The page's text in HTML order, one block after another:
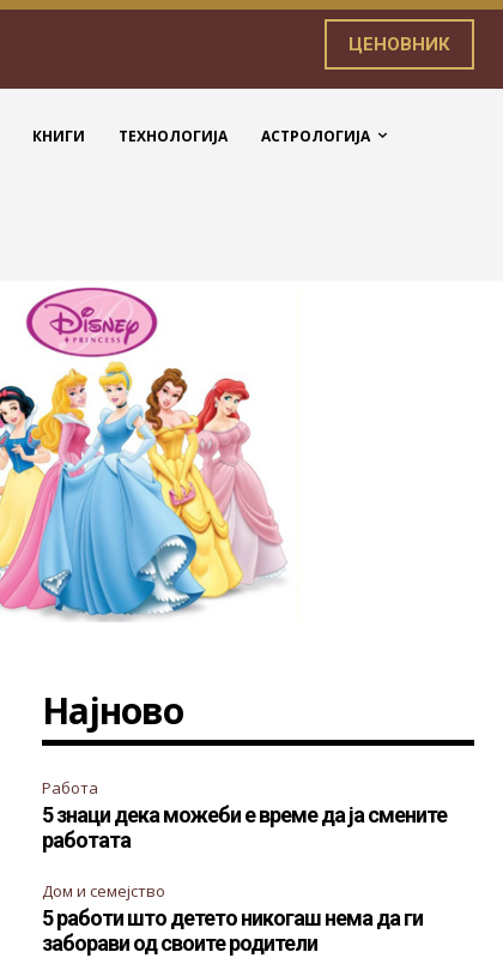
ЦЕНОВНИК
КНИГИ ТЕХНОЛОГИЈА АСТРОЛОГИЈА
Најново
Работа
5 знаци дека можеби е време да ја смените
работата
Дом и семејство
5 работи што детето никогаш нема да ги
заборави од своите родители